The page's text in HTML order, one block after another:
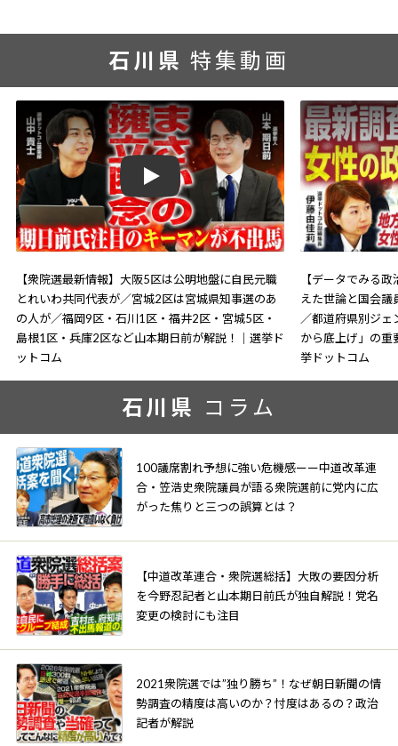
石川県 特集動画
Play
【衆院選最新情報】大阪5区は公明地盤に自民元職
とれいわ共同代表が／宮城2区は宮城県知事選のあ
の人が／福岡9区・石川1区・福井2区・宮城5区・
島根1区・兵庫2区など山本期日前が解説！｜選挙ド
ットコム
【データでみる
えた世論と国会
／都道府県別ジ
から底上げ」の重
挙ドットコム
石川県 コラム
100議席割れ予想に強い危機感ーー中道改革連
合・笠浩史衆院議員が語る衆院選前に党内に広
がった焦りと三つの誤算とは？
【中道改革連合・衆院選総括】大敗の要因分析
を今野忍記者と山本期日前氏が独自解説！党名
変更の検討にも注目
2021衆院選では”独り勝ち”！なぜ朝日新聞の情
勢調査の精度は高いのか？忖度はあるの？政治
記者が解説